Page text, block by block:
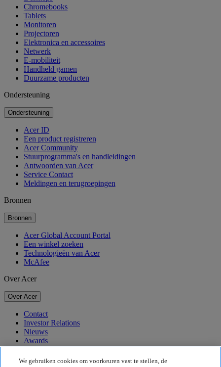
Chromebooks
Tablets
Monitoren
Projectoren
Elektronica en accessoires
Netwerk
E-mobiliteit
Handheld gamen
Duurzame producten
Ondersteuning
Ondersteuning
Acer ID
Een product registreren
Acer Community
Stuurprogramma's en handleidingen
Antwoorden van Acer
Service Contact
Meldingen en terugroepingen
Bronnen
Bronnen
Acer Global Account Portal
Een winkel zoeken
Technologieën van Acer
McAfee
Over Acer
Over Acer
Contact
Investor Relations
Nieuws
Awards
Evenementen
We gebruiken cookies om voorkeuren vast te stellen, de